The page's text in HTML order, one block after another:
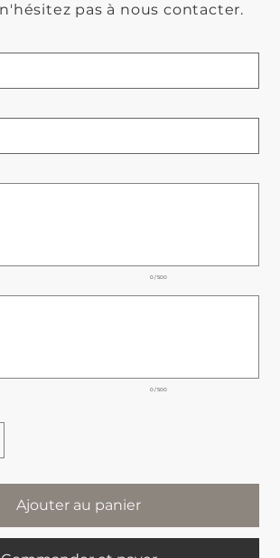
pas à nous contacter.
0 / 500
0 / 500
Ajouter au panier